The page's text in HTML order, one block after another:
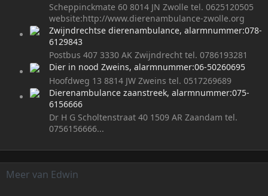
Scheppinckmate 60 8014 JN Zwolle tel. 0625120505
website:http://www.dierenambulance-zwolle.org
Zwijndrechtse dierenambulance, alarmnummer:078-
6129843
Postbus 407 3330 AK Zwijndrecht tel. 0786193281
Dier in nood Zweins, alarmnummer:06-50260695
Hoofdweg 13 8814 JW Zweins tel. 0517269689
Dierenambulance zaanstreek, alarmnummer:075-
6156666
Dr H G Scholtenstraat 40 1509 AR Zaandam tel.
0756156666...
Meer van Edwin